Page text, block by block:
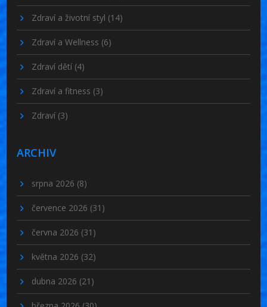
Zdraví a životní styl (14)
Zdraví a Wellness (6)
Zdraví dětí (4)
Zdraví a fitness (3)
Zdraví (3)
ARCHIV
srpna 2026 (8)
července 2026 (31)
června 2026 (31)
května 2026 (32)
dubna 2026 (21)